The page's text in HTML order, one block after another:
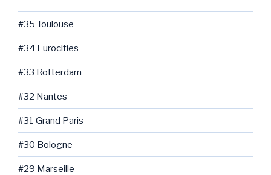
#35 Toulouse
#34 Eurocities
#33 Rotterdam
#32 Nantes
#31 Grand Paris
#30 Bologne
#29 Marseille